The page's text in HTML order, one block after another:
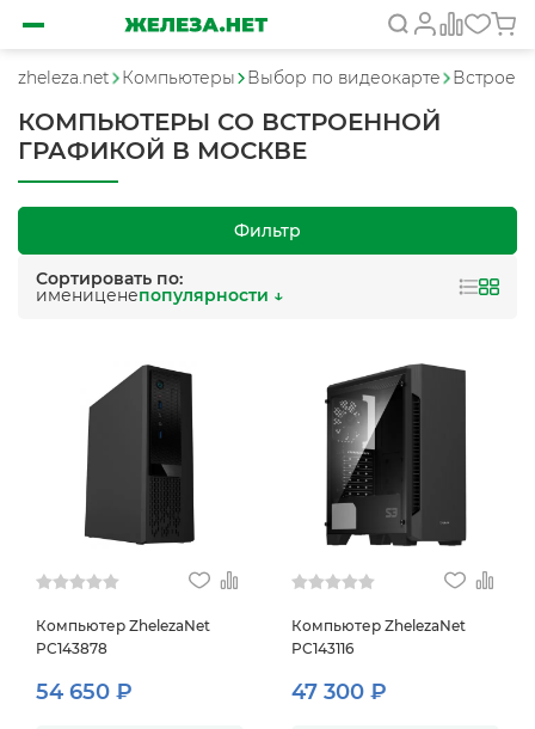
zheleza.net Компьютеры Выбор по видеокарте
КОМПЬЮТЕРЫ СО ВСТРОЕННОЙ
ГРАФИКОЙ В МОСКВЕ
Фильтр
Сортировать по:
имениценепопулярности ↓
Компьютер ZhelezaNet
PC143878
54 650 ₽
Компьютер ZhelezaNet
PC143116
47 300 ₽